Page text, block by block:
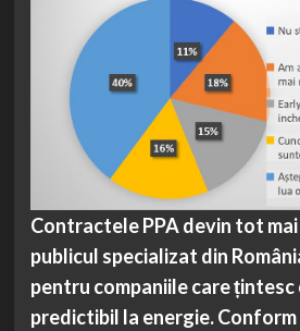
Contractele PPA devin tot
publicul specializat din
pentru companiile care țintesc
predictibil la energie. Conform